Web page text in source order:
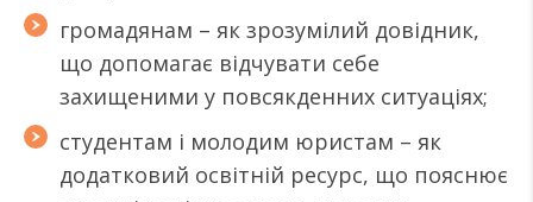
громадянам – як зрозумілий довідник,
що допомагає відчувати себе
захищеними у повсякденних ситуаціях;
студентам і молодим юристам – як
додатковий освітній ресурс, що пояснює